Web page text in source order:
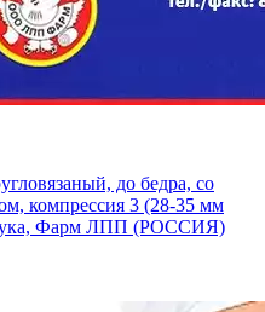
до бедра, со
компрессия 3 (28-35 мм
Фарм ЛПП (РОССИЯ)